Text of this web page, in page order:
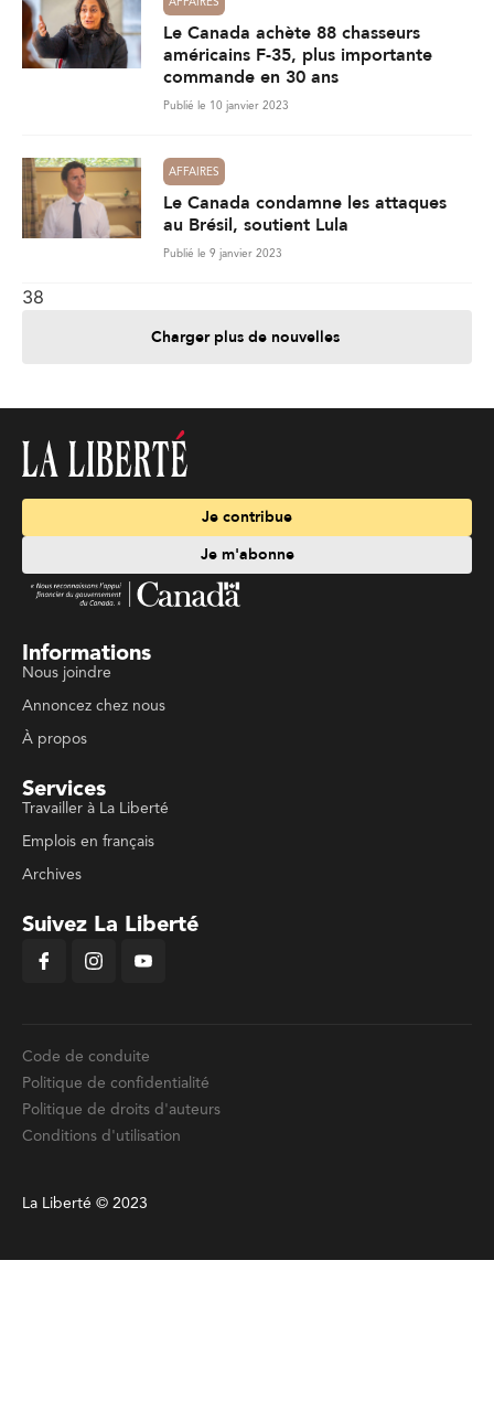
AFFAIRES
Le Canada achète 88 chasseurs
américains F-35, plus importante
commande en 30 ans
Publié le 10 janvier 2023
AFFAIRES
Le Canada condamne les attaques
au Brésil, soutient Lula
Publié le 9 janvier 2023
38
Charger plus de nouvelles
Je contribue
Je m'abonne
Informations
Nous joindre
Annoncez chez nous
À propos
Services
Travailler à La Liberté
Emplois en français
Archives
Suivez La Liberté
Code de conduite
Politique de confidentialité
Politique de droits d'auteurs
Conditions d'utilisation
La Liberté © 2023